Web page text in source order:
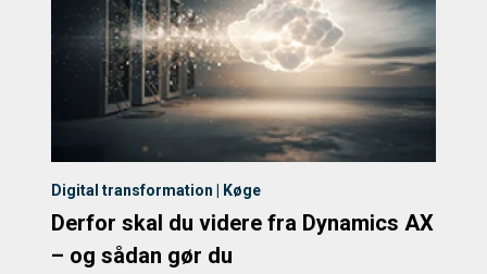
Digital transformation | Køge
Derfor skal du videre fra Dynamics AX
– og sådan gør du